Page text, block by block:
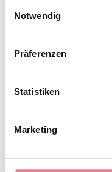
Notwendig
Präferenzen
Statistiken
Marketing
Preis inklusive